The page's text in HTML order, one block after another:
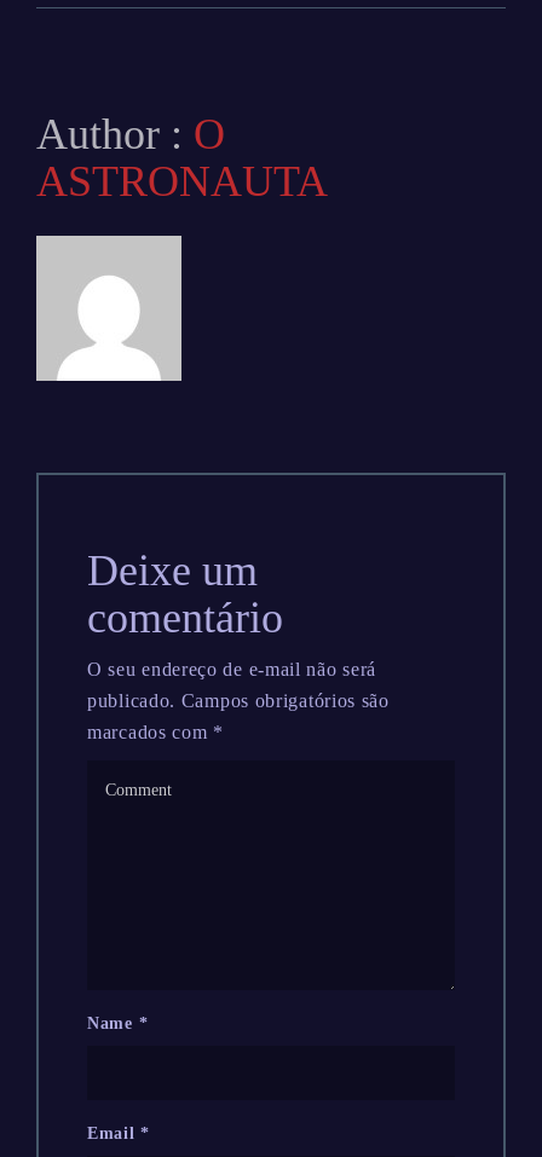
Author : O
ASTRONAUTA
Deixe um
comentário
O seu endereço de e-mail não será
publicado. Campos obrigatórios são
marcados com *
Name *
Email*